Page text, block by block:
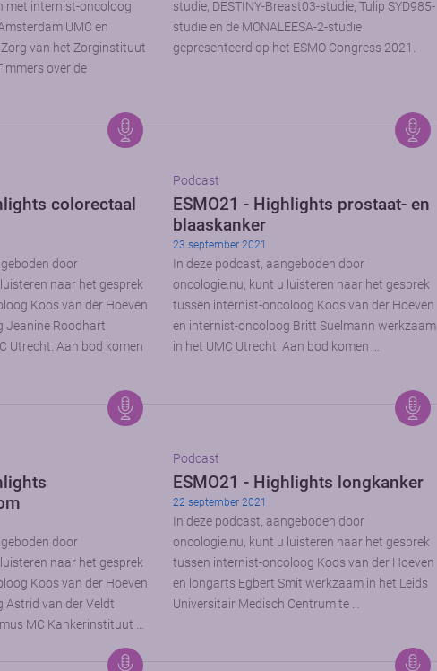
met internist-oncoloog
UMC en
van het Zorginstituut
over de
studie, DESTINY-Breast03-studie, Tulip SYD985-
studie en de MONALEESA-2-studie
gepresenteerd op het ESMO Congress 2021.
colorectaal
door
naar het gesprek
Koos van der Hoeven
Jeanine Roodhart
Utrecht. Aan bod komen
Podcast
ESMO21 - Highlights prostaat- en
blaaskanker
23 september 2021
In deze podcast, aangeboden door
oncologie.nu, kunt u luisteren naar het gesprek
tussen internist-oncoloog Koos van der Hoeven
en internist-oncoloog Britt Suelmann werkzaam
in het UMC Utrecht. Aan bod komen …
door
naar het gesprek
Koos van der Hoeven
Astrid van der Veldt
MC Kankerinstituut …
Podcast
ESMO21 - Highlights longkanker
22 september 2021
In deze podcast, aangeboden door
oncologie.nu, kunt u luisteren naar het gesprek
tussen internist-oncoloog Koos van der Hoeven
en longarts Egbert Smit werkzaam in het Leids
Universitair Medisch Centrum te …